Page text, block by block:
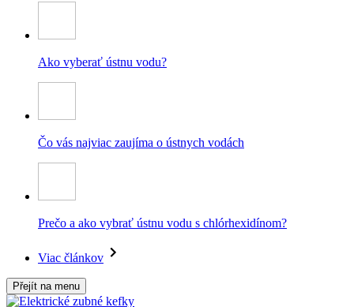
Ako vyberať ústnu vodu?
Čo vás najviac zaujíma o ústnych vodách
Prečo a ako vybrať ústnu vodu s chlórhexidínom?
Viac článkov
Přejít na menu